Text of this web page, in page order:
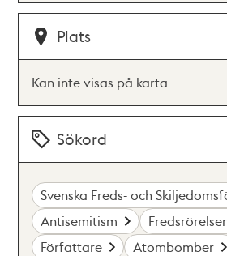
Plats
Kan inte visas på karta
Sökord
Svenska Freds- och
Antisemitism
Fredsrörelser
Författare
Atombomber